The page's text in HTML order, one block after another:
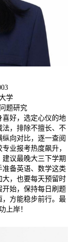
学
题研究
好，选定心仪的地
，排除不擅长、不
向对比，逐一查阅
业报考热度飙升，
议最晚大三下学期
准备英语、数学这类
，也要每天预留时
开始，保持每日刷题
方能稳步前行。最
上岸！